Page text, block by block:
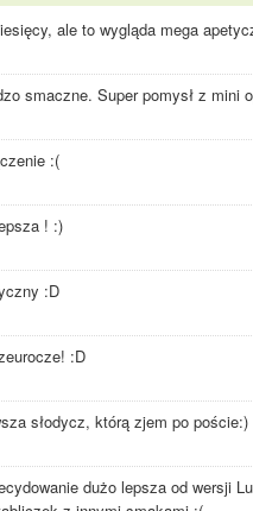
ale to wygląda mega
smaczne. Super pomysł z mini
:(
! :)
:D
:D
słodycz, którą zjem po poście:)
dużo lepsza od wersji